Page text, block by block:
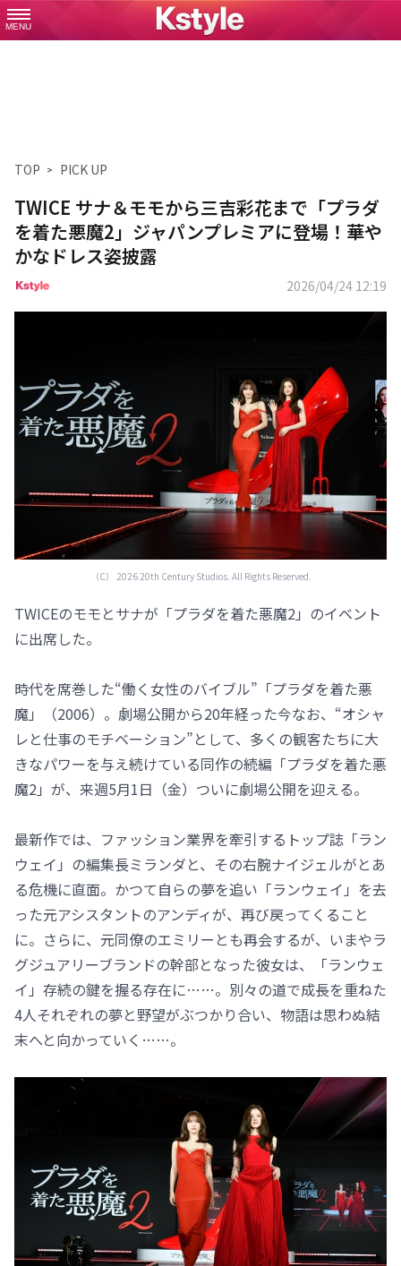
MENU
TOP PICK UP
TWICE サナ＆モモから三吉彩花まで「プラダ
を着た悪魔2」ジャパンプレミアに登場！華や
かなドレス姿披露
2026/04/24 12:19
（C） 2026 20th Century Studios. All Rights Reserved.
TWICEのモモとサナが「プラダを着た悪魔2」のイベント
に出席した。
時代を席巻した“働く女性のバイブル”「プラダを着た悪
魔」（2006）。劇場公開から20年経った今なお、“オシャ
レと仕事のモチベーション”として、多くの観客たちに大
きなパワーを与え続けている同作の続編「プラダを着た悪
魔2」が、来週5月1日（金）ついに劇場公開を迎える。
最新作では、ファッション業界を牽引するトップ誌「ラン
ウェイ」の編集長ミランダと、その右腕ナイジェルがとあ
る危機に直面。かつて自らの夢を追い「ランウェイ」を去
った元アシスタントのアンディが、再び戻ってくること
に。さらに、元同僚のエミリーとも再会するが、いまやラ
グジュアリーブランドの幹部となった彼女は、「ランウェ
イ」存続の鍵を握る存在に……。別々の道で成長を重ねた
4人それぞれの夢と野望がぶつかり合い、物語は思わぬ結
末へと向かっていく……。